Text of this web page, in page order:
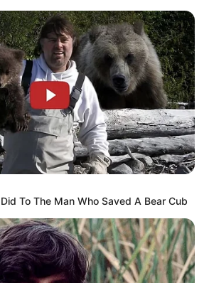
To The Man Who Saved A Bear Cub